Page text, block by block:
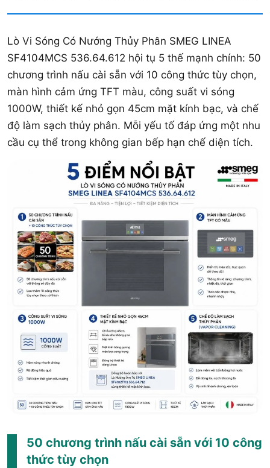
Lò Vi Sóng Có Nướng Thủy Phân SMEG LINEA
SF4104MCS 536.64.612 hội tụ 5 thế mạnh chính: 50
chương trình nấu cài sẵn với 10 công thức tùy chọn,
màn hình cảm ứng TFT màu, công suất vi sóng
1000W, thiết kế nhỏ gọn 45cm mặt kính bạc, và chế
độ làm sạch thủy phân. Mỗi yếu tố đáp ứng một nhu
cầu cụ thể trong không gian bếp hạn chế diện tích.
50 chương trình nấu cài sẵn với 10 công
thức tùy chọn